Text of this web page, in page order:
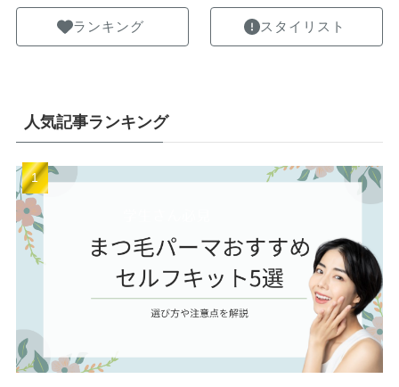
ランキング スタイリスト
人気記事ランキング